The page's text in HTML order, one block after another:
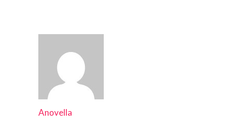
Anovella